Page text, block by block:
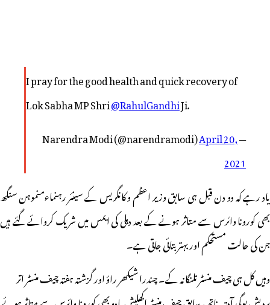
I pray for the good health and quick recovery of
Lok Sabha MP Shri@RahulGandhiJi.
— Narendra Modi (@narendramodi)
April 20,
2021
یاد رہے کہ دو دن قبل ہی سابق وزیر اعظم و کانگریس کے سینئر رہنماءمنموہن سنگھ
بھی کورونا وائرس سے متاثر ہونے کے بعد دہلی کی ایمس میں شریک کروائے گئے ہیں
جن کی حالت مستحکم اور بہتر بتائی جاتی ہے۔
وہیں کل ہی چیف منسٹر تلنگانہ کے۔ چندرا شیکھر راؤ اور گزشتہ ہفتہ چیف منسٹر اتر